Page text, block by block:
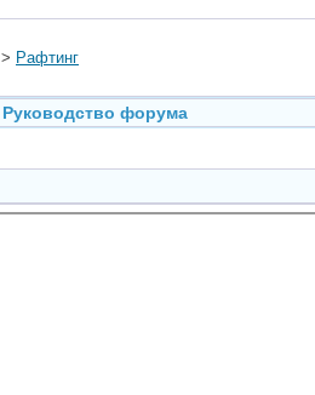
> Рафтинг
Руководство форума